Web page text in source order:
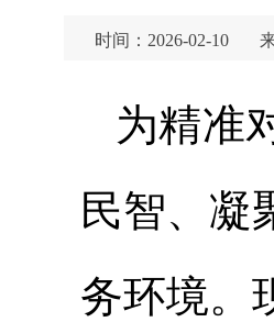
时间：2026-02-10
为精准
民智、凝
务环境。